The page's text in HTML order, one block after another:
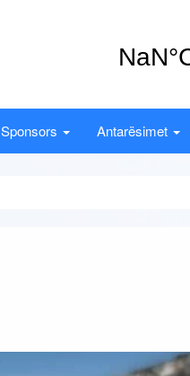
Sponsors Antarësimet